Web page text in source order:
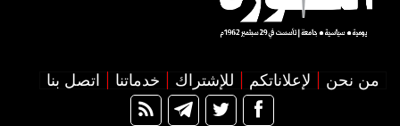
من نحن لإعلاناتكم للإشتراك خدماتنا اتصل بنا